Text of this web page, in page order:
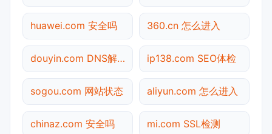
huawei.com 安全吗 360.cn 怎么进入
douyin.com DNS解析 ip138.com SEO体检
sogou.com 网站状态 aliyun.com 怎么进入
chinaz.com 安全吗 mi.com SSL检测